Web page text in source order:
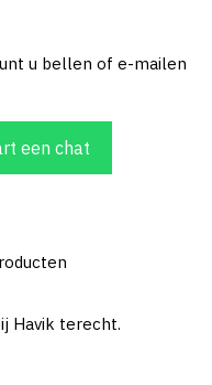
u bellen of e-mailen
een chat
Havik terecht.